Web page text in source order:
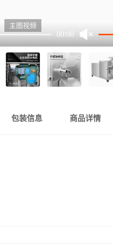
00:00
主图视频
包装信息 商品详情